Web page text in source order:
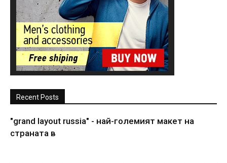
Recent Posts
"grand layout russia" - най-големият макет на
страната в